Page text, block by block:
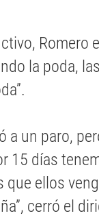
Romero
la poda,
a un paro,
15 días
que ellos
cerró el